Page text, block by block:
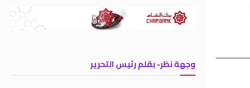
وجهة نظر- بقلم رئيس التحرير